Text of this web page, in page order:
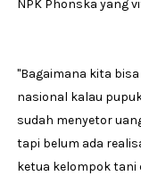
NPK Phonska yang
"Bagaimana kita
nasional kalau
sudah menyetor
tapi belum ada
ketua kelompok tani